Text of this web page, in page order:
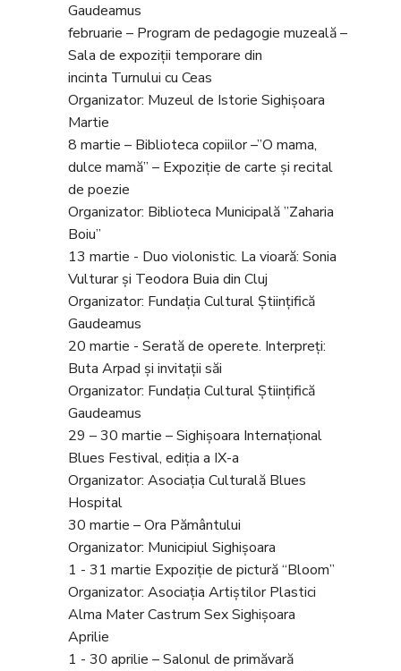
Gaudeamus
februarie – Program de pedagogie muzeală –
Sala de expoziții temporare din
incinta Turnului cu Ceas
Organizator: Muzeul de Istorie Sighișoara
Martie
8 martie – Biblioteca copiilor –”O mama,
dulce mamă” – Expoziție de carte și recital
de poezie
Organizator: Biblioteca Municipală ”Zaharia
Boiu”
13 martie - Duo violonistic. La vioară: Sonia
Vulturar și Teodora Buia din Cluj
Organizator: Fundația Cultural Științifică
Gaudeamus
20 martie - Serată de operete. Interpreți:
Buta Arpad și invitații săi
Organizator: Fundația Cultural Științifică
Gaudeamus
29 – 30 martie – Sighişoara Internațional
Blues Festival, ediția a IX-a
Organizator: Asociația Culturală Blues
Hospital
30 martie – Ora Pământului
Organizator: Municipiul Sighișoara
1 - 31 martie Expoziție de pictură “Bloom”
Organizator: Asociația Artiștilor Plastici
Alma Mater Castrum Sex Sighișoara
Aprilie
1 - 30 aprilie – Salonul de primăvară